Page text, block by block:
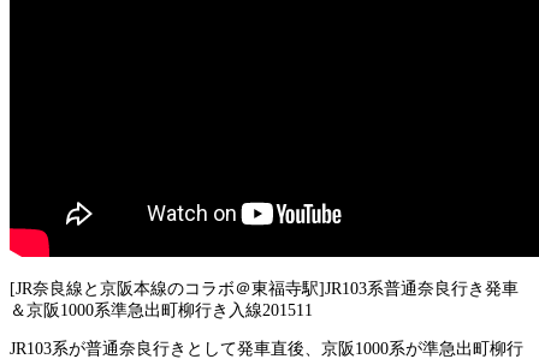
[JR奈良線と京阪本線のコラボ＠東福寺駅]JR103系普通奈良行き発車
＆京阪1000系準急出町柳行き入線201511
JR103系が普通奈良行きとして発車直後、京阪1000系が準急出町柳行